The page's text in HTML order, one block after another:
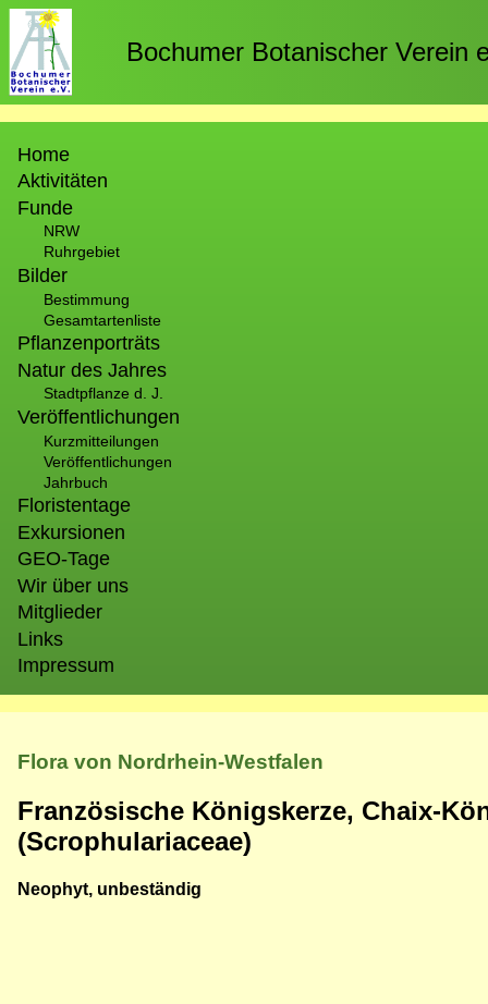
Direkt
zum
Inhalt
Bochumer Botanischer Verein
Home
Aktivitäten
Funde
NRW
Ruhrgebiet
Bilder
Bestimmung
Gesamtartenliste
Pflanzenporträts
Natur des Jahres
Stadtpflanze d. J.
Veröffentlichungen
Kurzmitteilungen
Veröffentlichungen
Jahrbuch
Floristentage
Exkursionen
GEO-Tage
Wir über uns
Mitglieder
Links
Impressum
Flora von Nordrhein-Westfalen
Französische Königskerze, Chaix-
(Scrophulariaceae)
Neophyt, unbeständig